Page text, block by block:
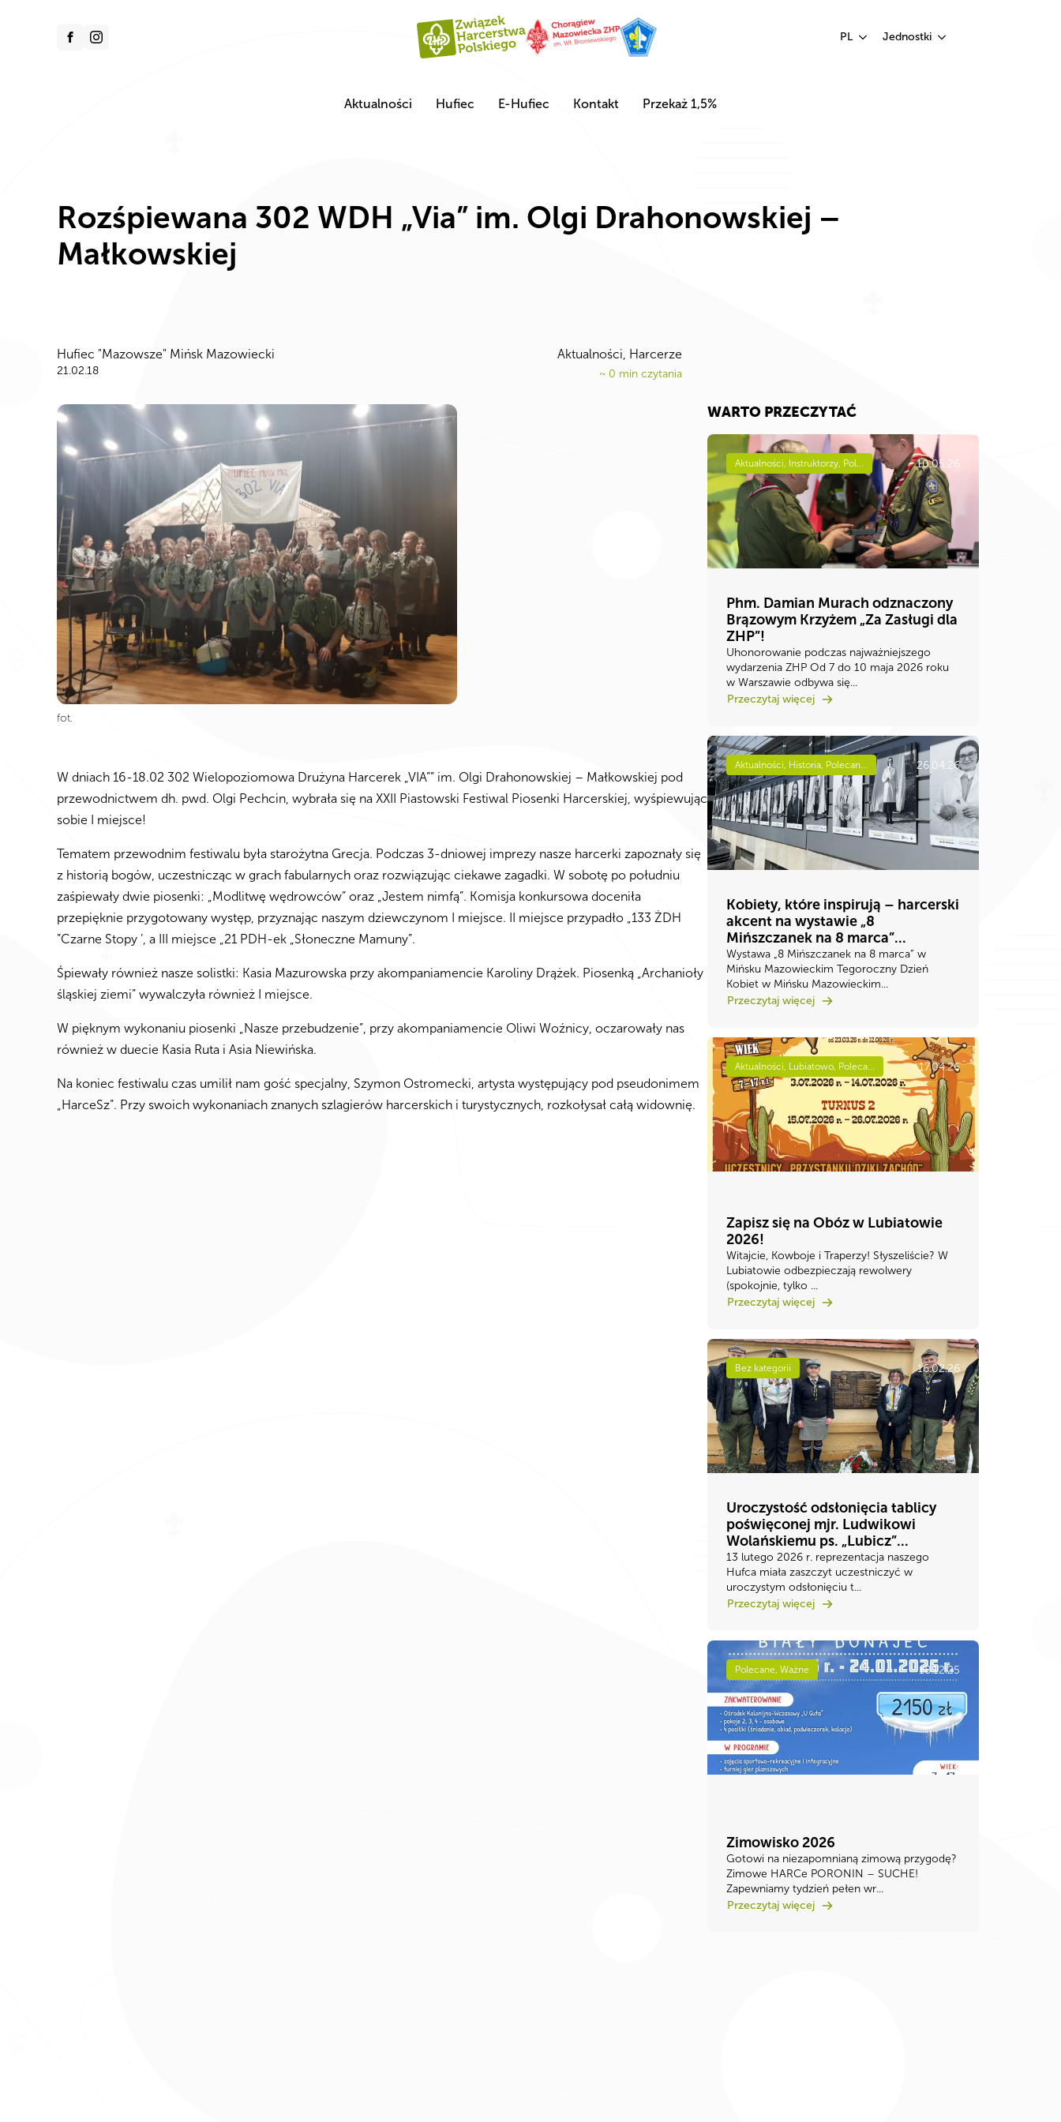
PL Jednostki
Aktualności Hufiec E-Hufiec Kontakt Przekaż 1,5%
Rozśpiewana 302 WDH „Via” im. Olgi Drahonowskiej –
Małkowskiej
Hufiec "Mazowsze" Mińsk Mazowiecki
21.02.18
Aktualności, Harcerze
~ 0 min czytania
fot.
W dniach 16-18.02 302 Wielopoziomowa Drużyna Harcerek „VIA”” im. Olgi Drahonowskiej – Małkowskiej pod
przewodnictwem dh. pwd. Olgi Pechcin, wybrała się na XXII Piastowski Festiwal Piosenki Harcerskiej, wyśpiewując
sobie I miejsce!
Tematem przewodnim festiwalu była starożytna Grecja. Podczas 3-dniowej imprezy nasze harcerki zapoznały się
z historią bogów, uczestnicząc w grach fabularnych oraz rozwiązując ciekawe zagadki. W sobotę po południu
zaśpiewały dwie piosenki: „Modlitwę wędrowców” oraz „Jestem nimfą”. Komisja konkursowa doceniła
przepięknie przygotowany występ, przyznając naszym dziewczynom I miejsce. II miejsce przypadło „133 ŻDH
”Czarne Stopy ’, a III miejsce „21 PDH-ek „Słoneczne Mamuny”.
Śpiewały również nasze solistki: Kasia Mazurowska przy akompaniamencie Karoliny Drążek. Piosenką „Archanioły
śląskiej ziemi” wywalczyła również I miejsce.
W pięknym wykonaniu piosenki „Nasze przebudzenie”, przy akompaniamencie Oliwi Woźnicy, oczarowały nas
również w duecie Kasia Ruta i Asia Niewińska.
Na koniec festiwalu czas umilił nam gość specjalny, Szymon Ostromecki, artysta występujący pod pseudonimem
„HarceSz”. Przy swoich wykonaniach znanych szlagierów harcerskich i turystycznych, rozkołysał całą widownię.
WARTO PRZECZYTAĆ
Aktualności, Instruktorzy, Pol... 10.05.26
Phm. Damian Murach odznaczony
Brązowym Krzyżem „Za Zasługi dla
ZHP”!
Uhonorowanie podczas najważniejszego
wydarzenia ZHP Od 7 do 10 maja 2026 roku
w Warszawie odbywa się...
Przeczytaj więcej
Aktualności, Historia, Polecan... 26.04.26
Kobiety, które inspirują – harcerski
akcent na wystawie „8
Mińszczanek na 8 marca”...
Wystawa „8 Mińszczanek na 8 marca” w
Mińsku Mazowieckim Tegoroczny Dzień
Kobiet w Mińsku Mazowieckim...
Przeczytaj więcej
Aktualności, Lubiatowo, Poleca... 17.04.26
Zapisz się na Obóz w Lubiatowie
2026!
Witajcie, Kowboje i Traperzy! ​Słyszeliście? W
Lubiatowie odbezpieczają rewolwery
(spokojnie, tylko ...
Przeczytaj więcej
Bez kategorii 16.02.26
Uroczystość odsłonięcia tablicy
poświęconej mjr. Ludwikowi
Wolańskiemu ps. „Lubicz”...
13 lutego 2026 r. reprezentacja naszego
Hufca miała zaszczyt uczestniczyć w
uroczystym odsłonięciu t...
Przeczytaj więcej
Polecane, Ważne 18.12.25
Zimowisko 2026
Gotowi na niezapomnianą zimową przygodę? ​
Zimowe HARCe PORONIN – SUCHE! ​
Zapewniamy tydzień pełen wr...
Przeczytaj więcej